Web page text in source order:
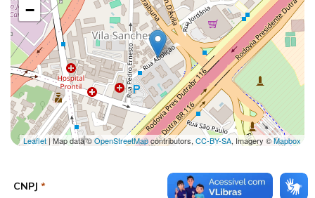
−
Leaflet| Map data ©OpenStreetMapcontributors, CC-BY-SA, Imagery ©Mapbox
CNPJ *